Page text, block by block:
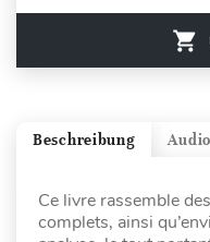
Beschreibung
Ce livre rassemble
complets, ainsi